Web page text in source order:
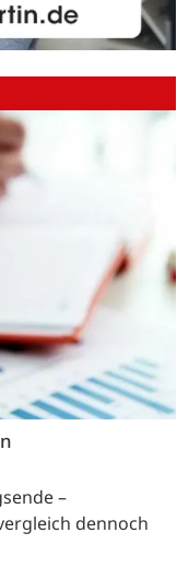
–
dennoch